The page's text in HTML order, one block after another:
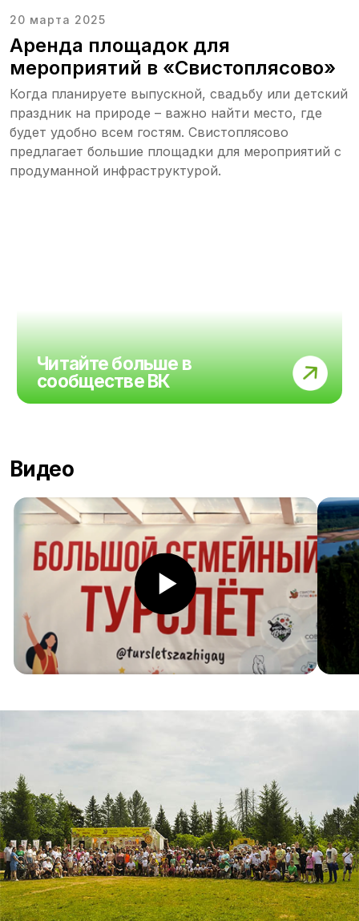
20 марта 2025
Аренда площадок для
мероприятий в «Свистоплясово»
Когда планируете выпускной, свадьбу или детский
праздник на природе – важно найти место, где
будет удобно всем гостям. Свистоплясово
предлагает большие площадки для мероприятий с
продуманной инфраструктурой.
Видео
Свистоплясово на карте Кировской области — Яндекс Карты